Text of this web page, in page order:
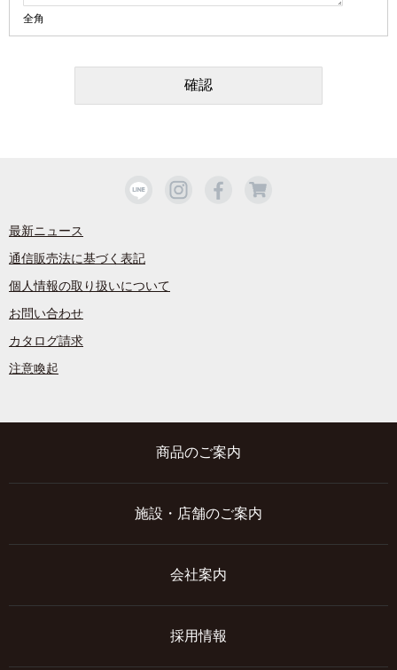
全角
最新ニュース
通信販売法に基づく表記
個人情報の取り扱いについて
お問い合わせ
カタログ請求
注意喚起
商品のご案内
施設・店舗のご案内
会社案内
採用情報